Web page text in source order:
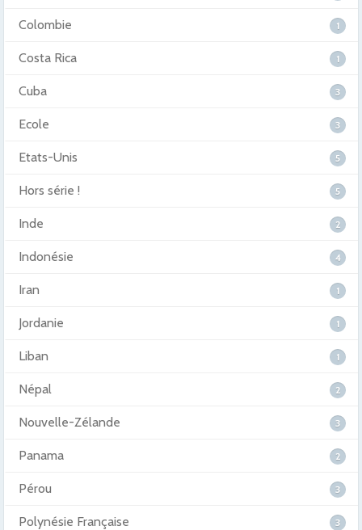
Colombie 1
Costa Rica 1
Cuba 3
Ecole 3
Etats-Unis 5
Hors série ! 5
Inde 2
Indonésie 4
Iran 1
Jordanie 1
Liban 1
Népal 2
Nouvelle-Zélande 3
Panama 2
Pérou 3
Polynésie Française 3